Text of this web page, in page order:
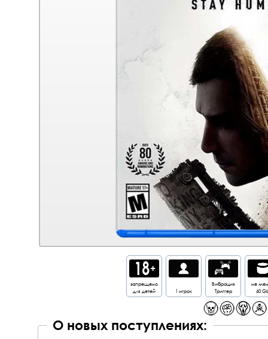
запрещено
для детей
1 игрок
Вибрация
Триггер
не
60
О новых поступлениях: